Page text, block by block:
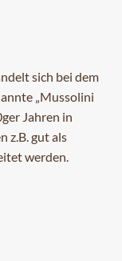
sich bei dem
„Mussolini
Jahren in
z.B. gut als
werden.